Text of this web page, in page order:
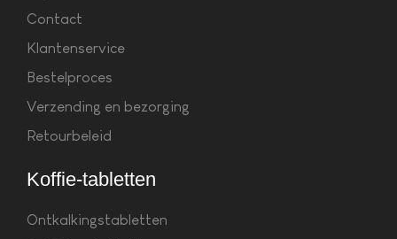
Contact
Klantenservice
Bestelproces
Verzending en bezorging
Retourbeleid
Koffie-tabletten
Ontkalkingstabletten